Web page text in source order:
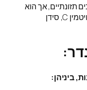
תזונתיים, אך הוא
מכיל ויטמינים ומינרלים כמו ויטמין A, ויטמין C, סידן
ביניהן: